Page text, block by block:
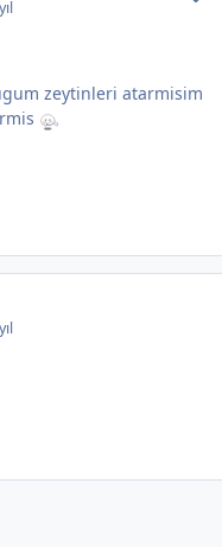
zeytinleri atarmisim